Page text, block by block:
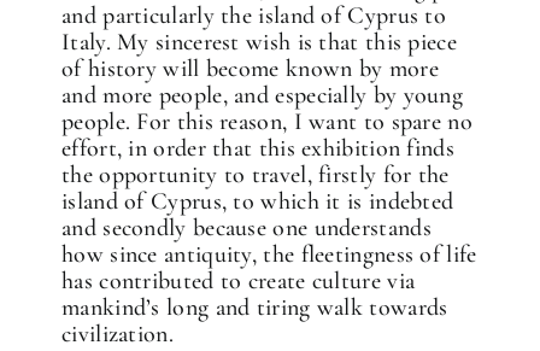
and particularly the island of Cyprus to
Italy. My sincerest wish is that this piece
of history will become known by more
and more people, and especially by young
people. For this reason, I want to spare no
effort, in order that this exhibition finds
the opportunity to travel, firstly for the
island of Cyprus, to which it is indebted
and secondly because one understands
how since antiquity, the fleetingness of life
has contributed to create culture via
mankind’s long and tiring walk towards
civilization.